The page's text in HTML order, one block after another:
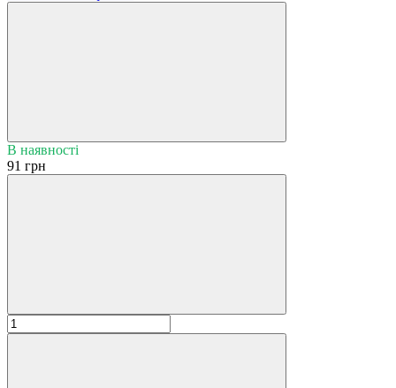
В наявності
91 грн